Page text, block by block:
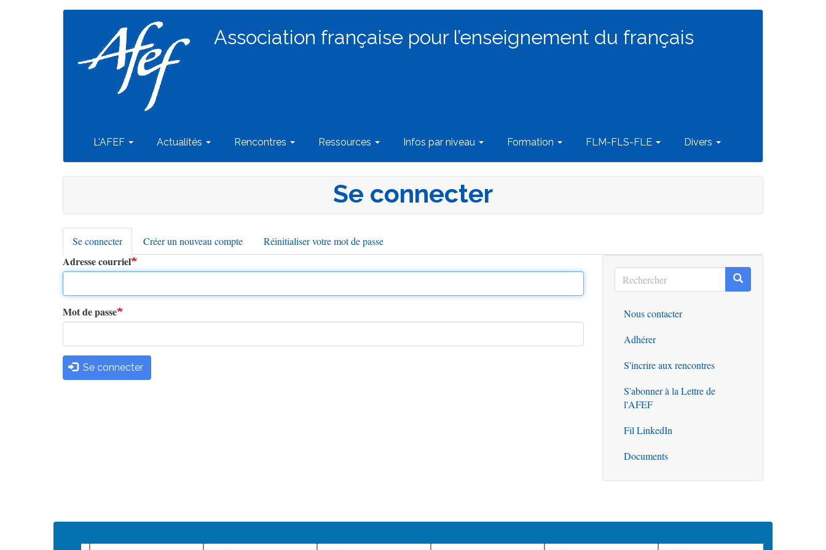
Association française pour l’enseignement du français
Navigation
principale
L'AFEF Actualités Rencontres Ressources Infos par niveau Formation FLM-FLS-FLE Divers
Se connecter
Onglets
principaux
Se connecter(onglet
actif)
Créer un nouveau compte Réinitialiser votre mot de passe
Adresse courriel
Mot de passe
Se connecter
Rechercher
Rechercher Rechercher
Outils
Nous contacter
Adhérer
S'incrire aux rencontres
S'abonner à la Lettre de
l'AFEF
Fil LinkedIn
Documents